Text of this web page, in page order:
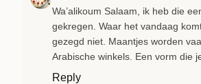
Wa’alikoum Salaam, ik heb die
gekregen. Waar het vandaag
gezegd niet. Maantjes worden
Arabische winkels. Een vorm die
Reply